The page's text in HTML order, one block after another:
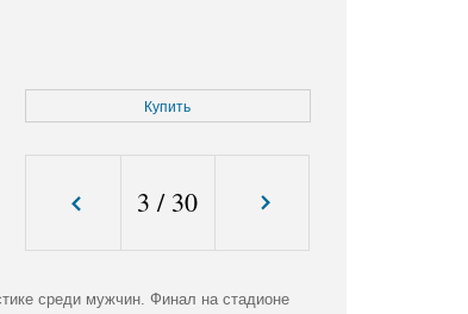
Купить
3 / 30
среди мужчин. Финал на стадионе